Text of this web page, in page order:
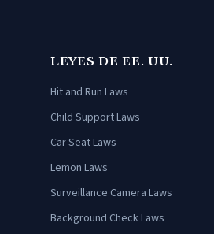
LEYES DE EE. UU.
Hit and Run Laws
Child Support Laws
Car Seat Laws
Lemon Laws
Surveillance Camera Laws
Background Check Laws